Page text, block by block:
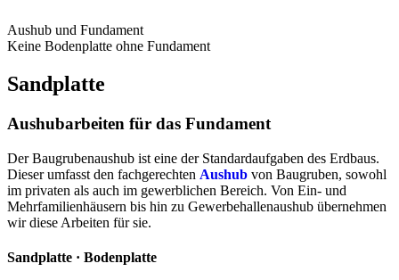
Aushub und Fundament
Keine Bodenplatte ohne Fundament
Sandplatte
Aushubarbeiten für das Fundament
Der Baugrubenaushub ist eine der Standardaufgaben des Erdbaus.
Dieser umfasst den fachgerechten Aushub von Baugruben, sowohl
im privaten als auch im gewerblichen Bereich. Von Ein- und
Mehrfamilienhäusern bis hin zu Gewerbehallenaushub übernehmen
wir diese Arbeiten für sie.
Sandplatte · Bodenplatte